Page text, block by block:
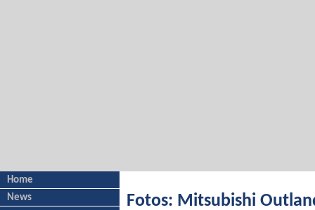
Home
News
Fotos: Mitsubishi